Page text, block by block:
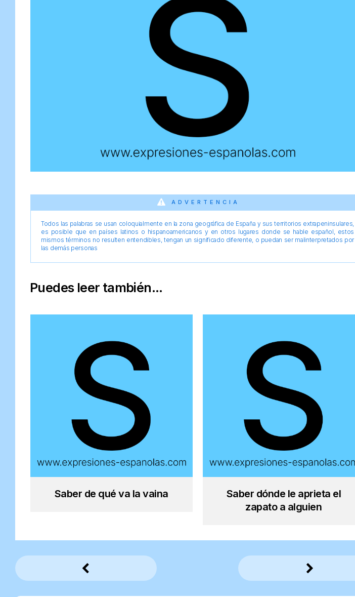
ADVERTENCIA
Todos las palabras se usan coloquialmente en la zona geográfica de España y sus territorios extrapeninsulares,
es posible que en países latinos o hispanoamericanos y en otros lugares donde se hable español, estos
mismos términos no resulten entendibles, tengan un significado diferente, o puedan ser malinterpretados por
las demás personas
Puedes leer también...
Saber de qué va la vaina
Saber dónde le aprieta el
zapato a alguien